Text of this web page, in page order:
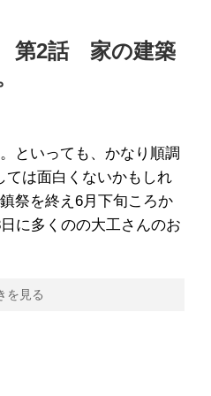
第2話 家の建築
といっても、かなり順調
ては面白くないかもしれ
祭を終え6月下旬ころか
に多くのの大工さんのお
を見る